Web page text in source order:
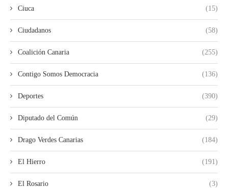
Ciuca (15)
Ciudadanos (58)
Coalición Canaria (255)
Contigo Somos Democracia (136)
Deportes (390)
Diputado del Común (29)
Drago Verdes Canarias (184)
El Hierro (191)
El Rosario (3)